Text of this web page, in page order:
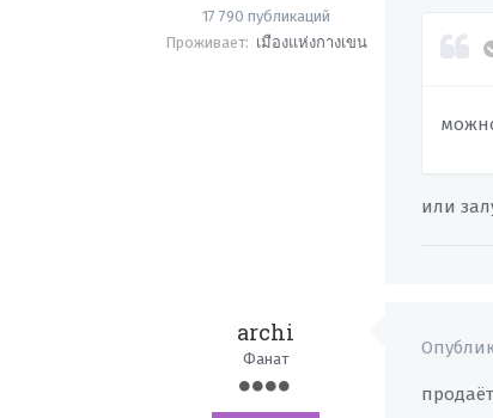
17 790 публикаций
Проживает: เมืองแห่งกางเขน
или
archi
Фанат